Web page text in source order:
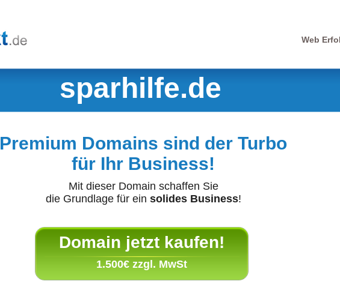
Web
sparhilfe.de
Premium Domains sind der Turbo
für Ihr Business!
Mit dieser Domain schaffen Sie
die Grundlage für ein solides Business!
Domain jetzt kaufen!
1.500€ zzgl. MwSt